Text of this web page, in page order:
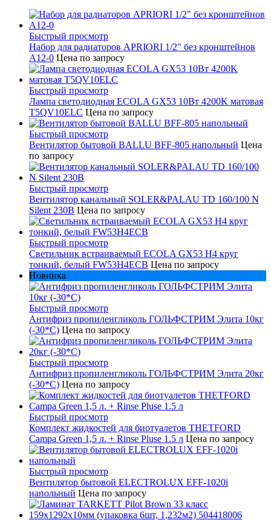
Быстрый просмотр
Набор для радиаторов APRIORI 1/2" без кронштейнов
A12-0 Цена по запросу
Быстрый просмотр
Лампа светодиодная ECOLA GX53 10Вт 4200K матовая
T5QV10ELC Цена по запросу
Быстрый просмотр
Вентилятор бытовой BALLU BFF-805 напольный Цена
по запросу
Быстрый просмотр
Вентилятор канальный SOLER&PALAU TD 160/100 N
Silent 230В Цена по запросу
Быстрый просмотр
Светильник встраиваемый ECOLA GX53 H4 круг
тонкий, белый FW53H4ECB Цена по запросу
Новинка
Быстрый просмотр
Антифриз пропиленгликоль ГОЛЬФСТРИМ Элита 10кг
(-30*С) Цена по запросу
Быстрый просмотр
Антифриз пропиленгликоль ГОЛЬФСТРИМ Элита 20кг
(-30*С) Цена по запросу
Быстрый просмотр
Комплект жидкостей для биотуалетов THETFORD
Campa Green 1,5 л. + Rinse Pluse 1.5 л Цена по запросу
Быстрый просмотр
Вентилятор бытовой ELECTROLUX EFF-1020i
напольный Цена по запросу